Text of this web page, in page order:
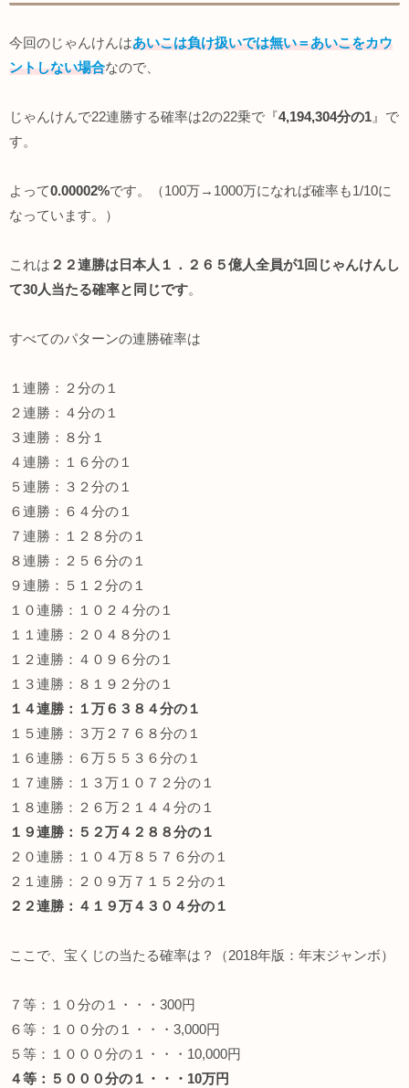
今回のじゃんけんはあいこは負け扱いでは無い＝あいこをカウ
ントしない場合なので、
じゃんけんで22連勝する確率は2の22乗で『4,194,304分の1 』で
す。
よって0.00002%です。（100万→1000万になれば確率も1/10に
なっています。）
これは ２２連勝は日本人１．２６５億人全員が1回じゃんけんし
て30人当たる確率と同じです。
すべてのパターンの連勝確率は
１連勝：２分の１
２連勝：４分の１
３連勝：８分１
４連勝：１６分の１
５連勝：３２分の１
６連勝：６４分の１
７連勝：１２８分の１
８連勝：２５６分の１
９連勝：５１２分の１
１０連勝：１０２４分の１
１１連勝：２０４８分の１
１２連勝：４０９６分の１
１３連勝：８１９２分の１
１４連勝：１万６３８４分の１
１５連勝：３万２７６８分の１
１６連勝：６万５５３６分の１
１７連勝：１３万１０７２分の１
１８連勝：２６万２１４４分の１
１９連勝：５２万４２８８分の１
２０連勝：１０４万８５７６分の１
２１連勝：２０９万７１５２分の１
２２連勝：４１９万４３０４分の１
ここで、宝くじの当たる確率は？（2018年版：年末ジャンボ）
７等：１０分の１・・・300円
６等：１００分の１・・・3,000円
５等：１０００分の１・・・10,000円
４等：５０００分の１・・・10万円